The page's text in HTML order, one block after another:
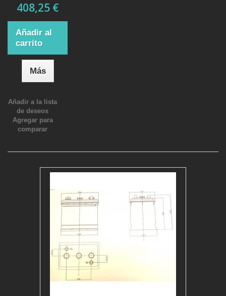
408,25 €
Añadir al
carrito
Más
Añadir a la lista
de deseos
Agregar para
comparar